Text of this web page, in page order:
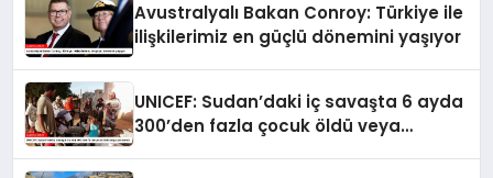
Avustralyalı Bakan Conroy: Türkiye ile
ilişkilerimiz en güçlü dönemini yaşıyor
UNICEF: Sudan’daki iç savaşta 6 ayda
300’den fazla çocuk öldü veya